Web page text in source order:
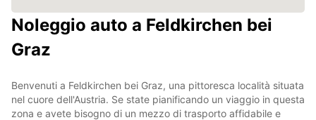
Noleggio auto a Feldkirchen bei
Graz
Benvenuti a Feldkirchen bei Graz, una pittoresca località situata
nel cuore dell'Austria. Se state pianificando un viaggio in questa
zona e avete bisogno di un mezzo di trasporto affidabile e